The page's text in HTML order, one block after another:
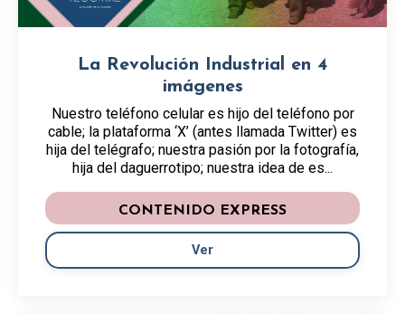
La Revolución Industrial en 4
imágenes
Nuestro teléfono celular es hijo del teléfono por
cable; la plataforma ‘X’ (antes llamada Twitter) es
hija del telégrafo; nuestra pasión por la fotografía,
hija del daguerrotipo; nuestra idea de es...
CONTENIDO EXPRESS
Ver